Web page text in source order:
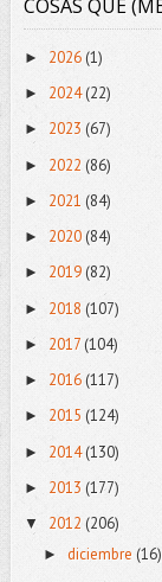
COSAS QUE
► 2026 (1)
► 2024(22)
► 2023 (67)
► 2022 (86)
► 2021 (84)
► 2020(84)
► 2019 (82)
► 2018 (107)
► 2017(104)
► 2016(117)
► 2015 (124)
► 2014(130)
► 2013 (177)
▼ 2012 (206)
► diciembre (16)